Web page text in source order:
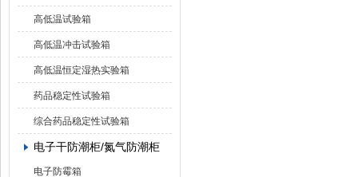
高低温试验箱
高低温冲击试验箱
高低温恒定湿热实验箱
药品稳定性试验箱
综合药品稳定性试验箱
电子干防潮柜/氮气防潮柜
电子防霉箱